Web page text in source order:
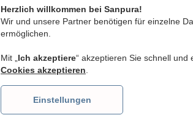
Herzlich willkommen bei Sanpura!
Wir und unsere Partner benötigen für einzelne
ermöglichen.
Mit „ Ich akzeptiere“ akzeptieren Sie schnell
Cookies akzeptieren
Einstellungen